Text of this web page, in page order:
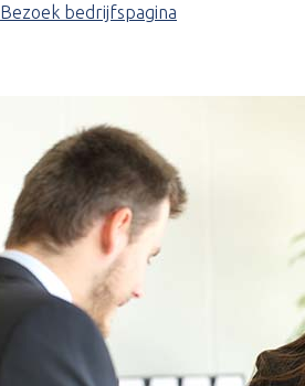
Bezoek bedrijfspagina